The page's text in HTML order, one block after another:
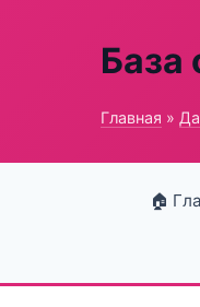
База
Главная »
🏠